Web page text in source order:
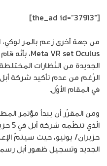
[the_ad id=”37913″]
من جهة أخرى زعم بالمر
الجديدة من النّظارات
الرّغم من عدم تأكيد شركة أبل
في المقام الأوّل.
ومن المقرّر أن يبدأ مؤتمر
الجديد وتسجيل ظهور أبل